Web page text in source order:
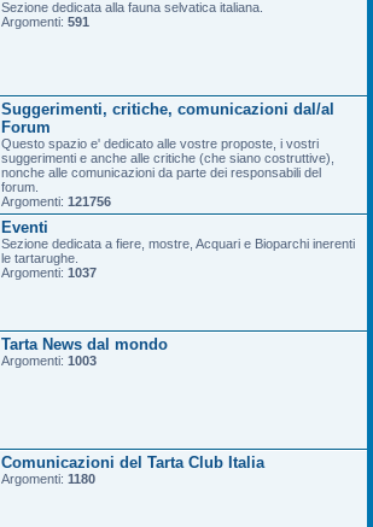
Sezione dedicata alla fauna selvatica italiana.
Argomenti: 591
Suggerimenti, critiche, comunicazioni dal/al
Forum
Questo spazio e' dedicato alle vostre proposte, i vostri
suggerimenti e anche alle critiche (che siano costruttive),
nonche alle comunicazioni da parte dei responsabili del
forum.
Argomenti: 121756
Eventi
Sezione dedicata a fiere, mostre, Acquari e Bioparchi inerenti
le tartarughe.
Argomenti: 1037
Tarta News dal mondo
Argomenti: 1003
Comunicazioni del Tarta Club Italia
Argomenti: 1180